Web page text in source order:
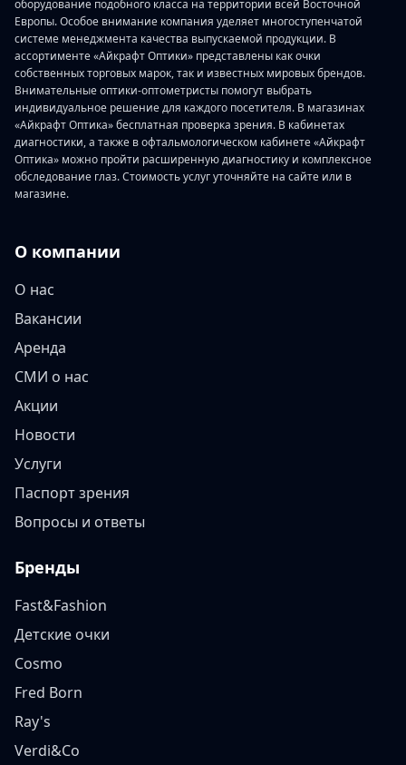
оборудование подобного класса на территории всей Восточной
Европы. Особое внимание компания уделяет многоступенчатой
системе менеджмента качества выпускаемой продукции. В
ассортименте «Айкрафт Оптики» представлены как очки
собственных торговых марок, так и известных мировых брендов.
Внимательные оптики-оптометристы помогут выбрать
индивидуальное решение для каждого посетителя. В магазинах
«Айкрафт Оптика» бесплатная проверка зрения. В кабинетах
диагностики, а также в офтальмологическом кабинете «Айкрафт
Оптика» можно пройти расширенную диагностику и комплексное
обследование глаз. Стоимость услуг уточняйте на сайте или в
магазине.
О компании
О нас
Вакансии
Аренда
СМИ о нас
Акции
Новости
Услуги
Паспорт зрения
Вопросы и ответы
Бренды
Fast&Fashion
Детские очки
Cosmo
Fred Born
Ray's
Verdi&Co